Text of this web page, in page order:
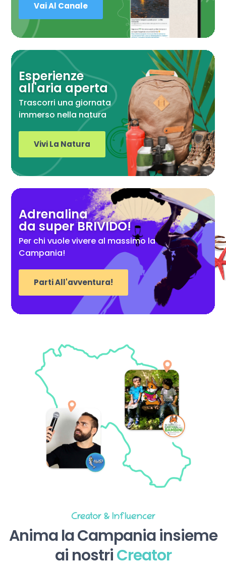
Vai Al Canale
Esperienze
all'aria aperta
Trascorri una giornata
immerso nella natura
Vivi La Natura
Adrenalina
da super BRIVIDO!
Per chi vuole vivere al massimo la
Campania!
Parti All'avventura!
Creator & Influencer
Anima la Campania insieme
ai nostriCreator